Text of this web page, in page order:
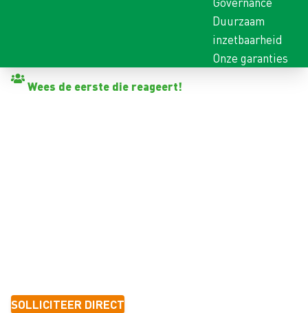
Duurzaam
inzetbaarheid
Onze garanties
Wees de eerste die reageert!
SOLLICITEER DIRECT